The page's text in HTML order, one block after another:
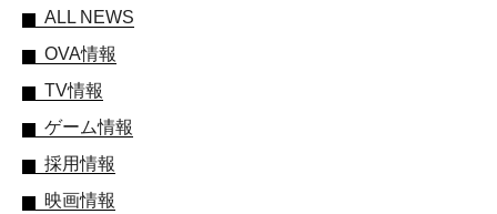
ALL NEWS
OVA情報
TV情報
ゲーム情報
採用情報
映画情報